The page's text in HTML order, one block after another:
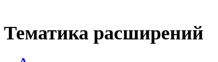
Тематика расширений